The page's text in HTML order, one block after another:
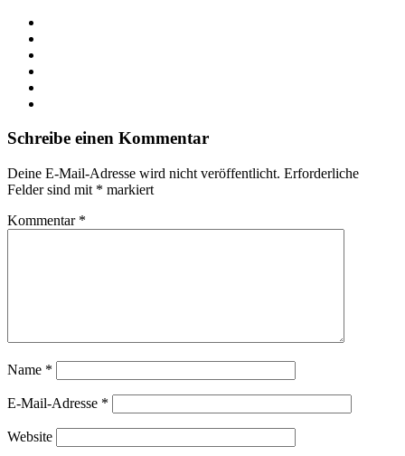
Schreibe einen Kommentar
Deine E-Mail-Adresse wird nicht veröffentlicht. Erforderliche
Felder sind mit * markiert
Kommentar *
Name *
E-Mail-Adresse *
Website